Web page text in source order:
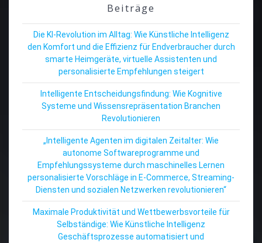
Beiträge
Die KI-Revolution im Alltag: Wie Künstliche Intelligenz
den Komfort und die Effizienz für Endverbraucher durch
smarte Heimgeräte, virtuelle Assistenten und
personalisierte Empfehlungen steigert
Intelligente Entscheidungsfindung: Wie Kognitive
Systeme und Wissensrepräsentation Branchen
Revolutionieren
„Intelligente Agenten im digitalen Zeitalter: Wie
autonome Softwareprogramme und
Empfehlungssysteme durch maschinelles Lernen
personalisierte Vorschläge in E-Commerce, Streaming-
Diensten und sozialen Netzwerken revolutionieren“
Maximale Produktivität und Wettbewerbsvorteile für
Selbständige: Wie Künstliche Intelligenz
Geschäftsprozesse automatisiert und